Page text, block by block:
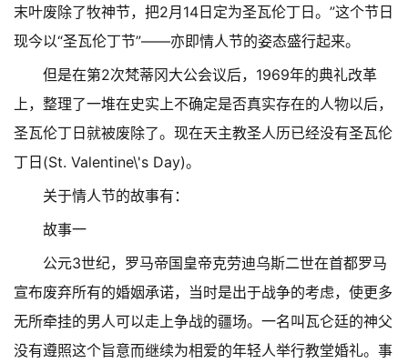
末叶废除了牧神节，把2月14日定为圣瓦伦丁日。”这个节日
现今以“圣瓦伦丁节”——亦即情人节的姿态盛行起来。
但是在第2次梵蒂冈大公会议后，1969年的典礼改革
上，整理了一堆在史实上不确定是否真实存在的人物以后，
圣瓦伦丁日就被废除了。现在天主教圣人历已经没有圣瓦伦
丁日(St. Valentine\'s Day)。
关于情人节的故事有：
故事一
公元3世纪，罗马帝国皇帝克劳迪乌斯二世在首都罗马
宣布废弃所有的婚姻承诺，当时是出于战争的考虑，使更多
无所牵挂的男人可以走上争战的疆场。一名叫瓦仑廷的神父
没有遵照这个旨意而继续为相爱的年轻人举行教堂婚礼。事